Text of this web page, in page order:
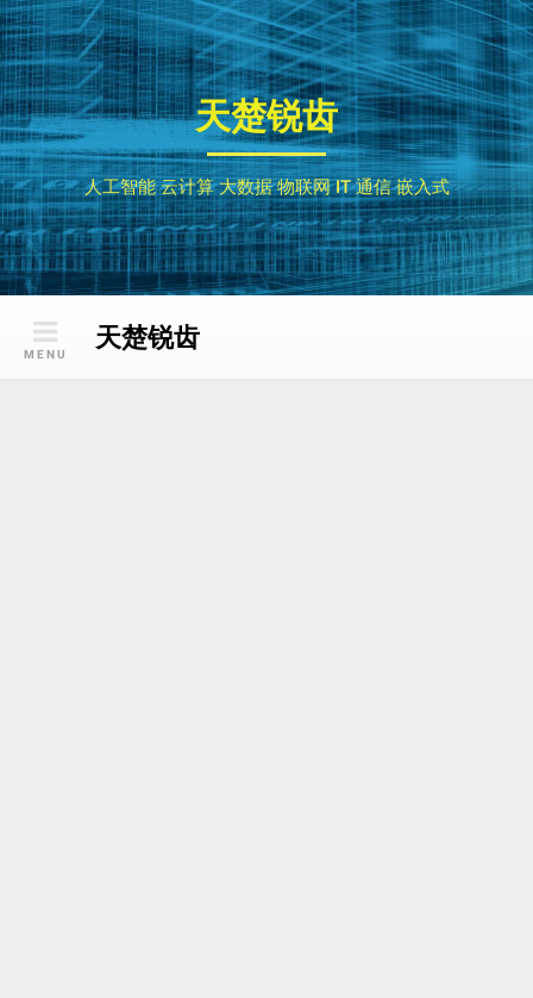
Skip
to
content
天楚锐齿
人工智能 云计算 大数据 物联网 IT 通信 嵌入式
天楚锐齿
MENU